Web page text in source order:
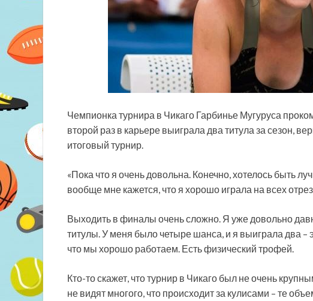
Чемпионка турнира в Чикаго Гарбинье Мугуруса
второй раз в карьере выиграла два титула за сезон,
итоговый турнир.
«Пока что я очень довольна. Конечно, хотелось быть
вообще мне кажется, что я хорошо играла на всех
Выходить в финалы очень сложно. Я уже довольно
титулы. У меня было четыре шанса, и я выиграла два –
что мы хорошо работаем. Есть физический трофей.
Кто-то скажет, что турнир в Чикаго был не очень
не видят многого, что происходит за кулисами – те